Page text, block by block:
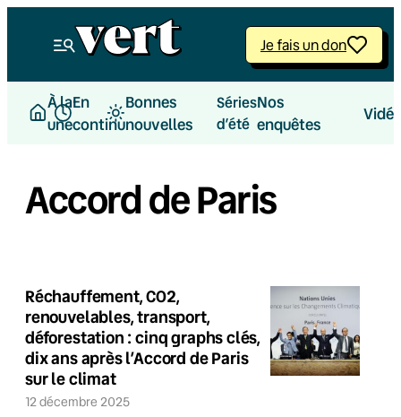
Je fais un don
À la
une
En
continu
Bonnes
nouvelles
Séries
d’été
Nos
enquêtes
Accord de Paris
Réchauffement, CO2,
renouvelables, transport,
déforestation : cinq graphs clés,
dix ans après l’Accord de Paris
sur le climat
12 décembre 2025